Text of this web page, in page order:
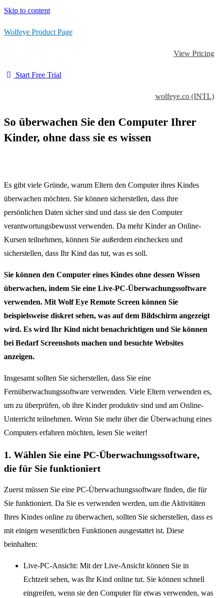
Skip to content
Wolfeye Product Page
View Pricing
Start Free Trial
wolfeye.co (INTL)
So überwachen Sie den Computer Ihrer
Kinder, ohne dass sie es wissen
Es gibt viele Gründe, warum Eltern den Computer ihres Kindes
überwachen möchten. Sie können sicherstellen, dass ihre
persönlichen Daten sicher sind und dass sie den Computer
verantwortungsbewusst verwenden. Da mehr Kinder an Online-
Kursen teilnehmen, können Sie außerdem einchecken und
sicherstellen, dass Ihr Kind das tut, was es soll.
Sie können den Computer eines Kindes ohne dessen Wissen
überwachen, indem Sie eine Live-PC-Überwachungssoftware
verwenden. Mit Wolf Eye Remote Screen können Sie
beispielsweise diskret sehen, was auf dem Bildschirm angezeigt
wird. Es wird Ihr Kind nicht benachrichtigen und Sie können
bei Bedarf Screenshots machen und besuchte Websites
anzeigen.
Insgesamt sollten Sie sicherstellen, dass Sie eine
Fernüberwachungssoftware verwenden. Viele Eltern verwenden es,
um zu überprüfen, ob ihre Kinder produktiv sind und am Online-
Unterricht teilnehmen. Wenn Sie mehr über die Überwachung eines
Computers erfahren möchten, lesen Sie weiter!
1. Wählen Sie eine PC-Überwachungssoftware,
die für Sie funktioniert
Zuerst müssen Sie eine PC-Überwachungssoftware finden, die für
Sie funktioniert. Da Sie es verwenden werden, um die Aktivitäten
Ihres Kindes online zu überwachen, sollten Sie sicherstellen, dass es
mit einigen wesentlichen Funktionen ausgestattet ist. Diese
beinhalten:
Live-PC-Ansicht: Mit der Live-Ansicht können Sie in
Echtzeit sehen, was Ihr Kind online tut. Sie können schnell
eingreifen, wenn sie den Computer für etwas verwenden, was